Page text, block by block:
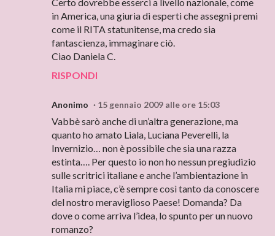
in America, una giuria di esperti che assegni premi
come il RITA statunitense, ma credo sia
fantascienza, immaginare ciò.
Ciao Daniela C.
RISPONDI
Anonimo 15 gennaio 2009 alle ore 15:03
Vabbè sarò anche di un’altra generazione, ma
quanto ho amato Liala, Luciana Peverelli, la
Invernizio… non è possibile che sia una razza
estinta…. Per questo io non ho nessun pregiudizio
sulle scritrici italiane e anche l’ambientazione in
Italia mi piace, c’è sempre così tanto da conoscere
del nostro meraviglioso Paese! Domanda? Da
dove o come arriva l’idea, lo spunto per un nuovo
romanzo?